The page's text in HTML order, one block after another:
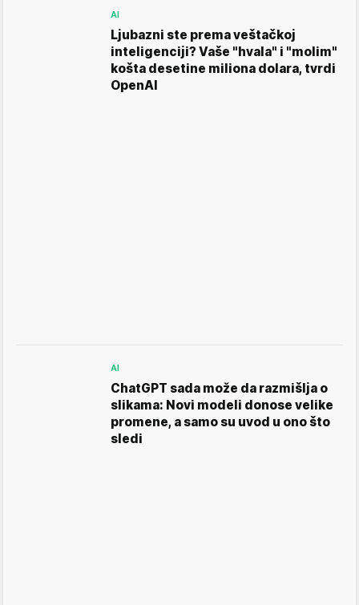
AI
Ljubazni ste prema veštačkoj
inteligenciji? Vaše "hvala" i "molim"
košta desetine miliona dolara, tvrdi
OpenAI
AI
ChatGPT sada može da razmišlja o
slikama: Novi modeli donose velike
promene, a samo su uvod u ono što
sledi